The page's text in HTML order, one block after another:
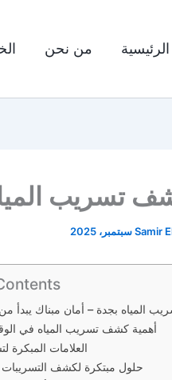
من نحن
تسريب
Samir
المياه بجدة – أمان مبناك يبدأ من
أهمية كشف تسريب المياه في
العلامات المبكرة
حلول مبتكرة لكشف التسريبات